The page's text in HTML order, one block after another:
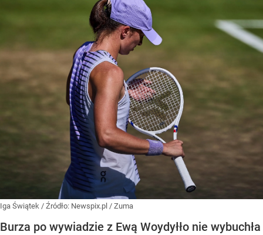
Iga Świątek / Źródło: Newspix.pl / Zuma
Burza po wywiadzie z Ewą Woydyłło nie wybuchła